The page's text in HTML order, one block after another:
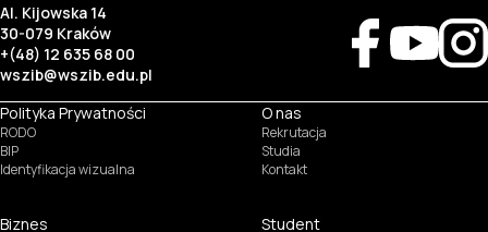
Al. Kijowska 14
30-079 Kraków
+(48) 12 635 68 00
wszib@wszib.edu.pl
Polityka Prywatności
RODO
BIP
Identyfikacja wizualna
O nas
Rekrutacja
Studia
Kontakt
Biznes Student